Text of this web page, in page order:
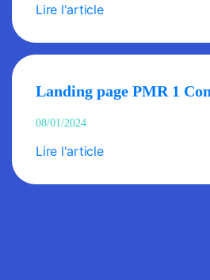
Lire l'article
Landing page PMR 1
08/01/2024
Lire l'article